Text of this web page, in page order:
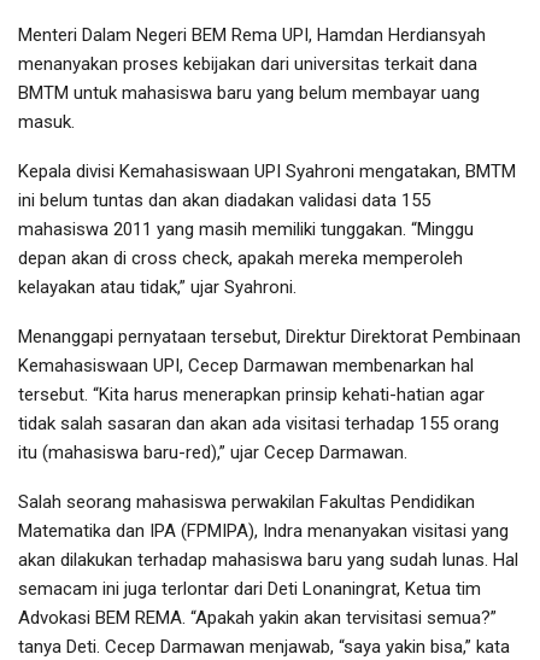
Menteri Dalam Negeri BEM Rema UPI, Hamdan Herdiansyah
menanyakan proses kebijakan dari universitas terkait dana
BMTM untuk mahasiswa baru yang belum membayar uang
masuk.
Kepala divisi Kemahasiswaan UPI Syahroni mengatakan, BMTM
ini belum tuntas dan akan diadakan validasi data 155
mahasiswa 2011 yang masih memiliki tunggakan. “Minggu
depan akan di cross check, apakah mereka memperoleh
kelayakan atau tidak,” ujar Syahroni.
Menanggapi pernyataan tersebut, Direktur Direktorat Pembinaan
Kemahasiswaan UPI, Cecep Darmawan membenarkan hal
tersebut. “Kita harus menerapkan prinsip kehati-hatian agar
tidak salah sasaran dan akan ada visitasi terhadap 155 orang
itu (mahasiswa baru-red),” ujar Cecep Darmawan.
Salah seorang mahasiswa perwakilan Fakultas Pendidikan
Matematika dan IPA (FPMIPA), Indra menanyakan visitasi yang
akan dilakukan terhadap mahasiswa baru yang sudah lunas. Hal
semacam ini juga terlontar dari Deti Lonaningrat, Ketua tim
Advokasi BEM REMA. “Apakah yakin akan tervisitasi semua?”
tanya Deti. Cecep Darmawan menjawab, “saya yakin bisa,” kata